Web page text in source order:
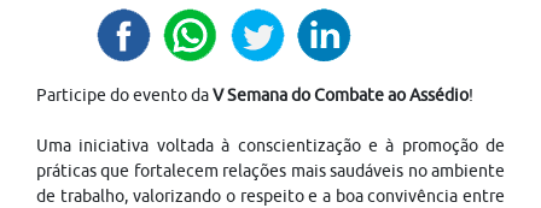
Participe do evento daV Semana do Combate ao Assédio!
Uma iniciativa voltada à conscientização e à promoção de
práticas que fortalecem relações mais saudáveis no ambiente
de trabalho, valorizando o respeito e a boa convivência entre